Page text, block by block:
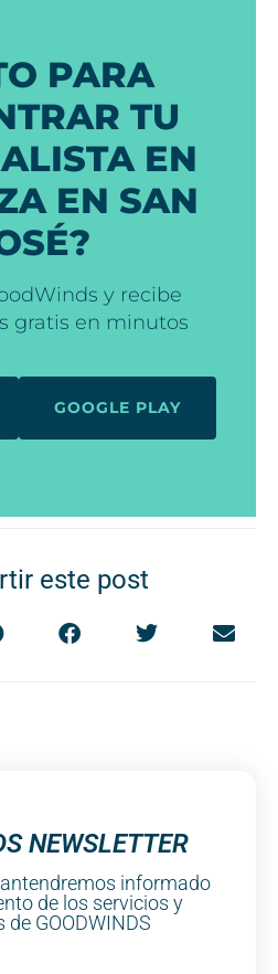
PARA
TU
EN
EN SAN
y recibe
gratis en minutos
GOOGLE PLAY
este post
NEWSLETTER
informado
de los servicios y
de GOODWINDS